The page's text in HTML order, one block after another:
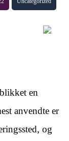
en
anvendte er
og